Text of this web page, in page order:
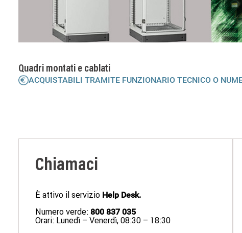
Quadri montati e cablati
ACQUISTABILI TRAMITE FUNZIONARIO TECNICO O
Chiamaci
È attivo il servizio Help Desk.
Numero verde: 800 837 035
Orari: Lunedì – Venerdì, 08:30 – 18:30